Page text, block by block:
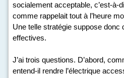
socialement acceptable, c’est-à-
comme rappelait tout à l’heure
Une telle stratégie suppose
effectives.
J’ai trois questions. D’abord,
entend-il rendre l’électrique